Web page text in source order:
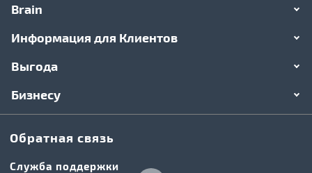
Brain
Информация для Клиентов
Выгода
Бизнесу
Обратная связь
Служба поддержки